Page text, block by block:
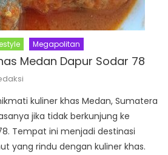
Megapolitan
Medan Dapur Sodar 78
kuliner khas Medan, Sumatera
jika tidak berkunjung ke
Tempat ini menjadi destinasi
yang rindu dengan kuliner khas.